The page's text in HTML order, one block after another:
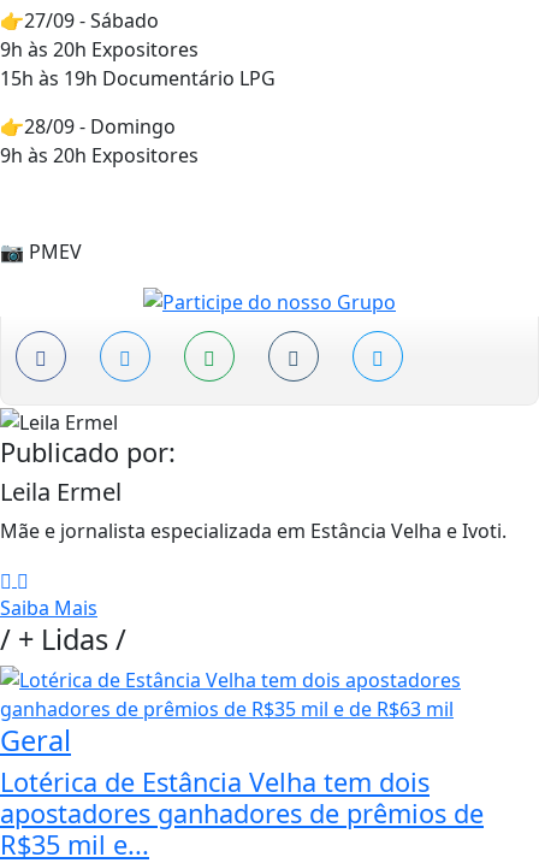
👉27/09 - Sábado
9h às 20h Expositores
15h às 19h Documentário LPG
👉28/09 - Domingo
9h às 20h Expositores
📷 PMEV
Publicado por:
Leila Ermel
Mãe e jornalista especializada em Estância Velha e Ivoti.
Saiba Mais
/ + Lidas/
Geral
Lotérica de Estância Velha tem dois
apostadores ganhadores de prêmios de
R$35 mil e...